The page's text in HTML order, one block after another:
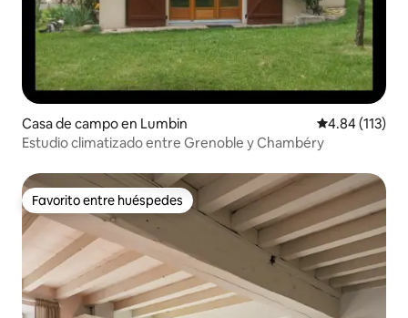
Casa de campo en Lumbin Calificación
4.84 (113)
Estudio climatizado entre Grenoble y Chambéry
Favorito entre huéspedes
Favorito entre huéspedes